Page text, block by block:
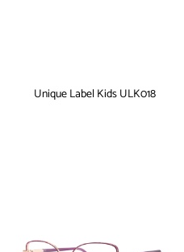
Unique Label Kids ULK018